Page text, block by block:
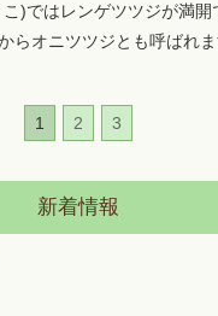
)ではレンゲツツジが満開
らオニツツジとも呼ばれま
1 2 3
新着情報